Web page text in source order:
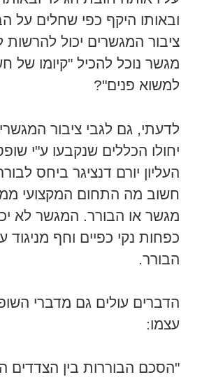
ובאותו היקף כפי שחלים על
ציבור המגשרים יכול להרשות
מגשר נוכל להכיל "קיומו של
למשוא פנים"?
לדעתי, גם לגבי ציבור
יחולו הכללים שנקבעו ע"י
העליון יורם דנציגר ביחס
חשוב מה התחום המקצועי
מגשר או הבורר. המגשר לא
כפחות נקי כפיים וחף מניגוד
הבורר.
הדברים עולים גם מדברי
עצמו:
"הסכם הבוררות בין הצדדים